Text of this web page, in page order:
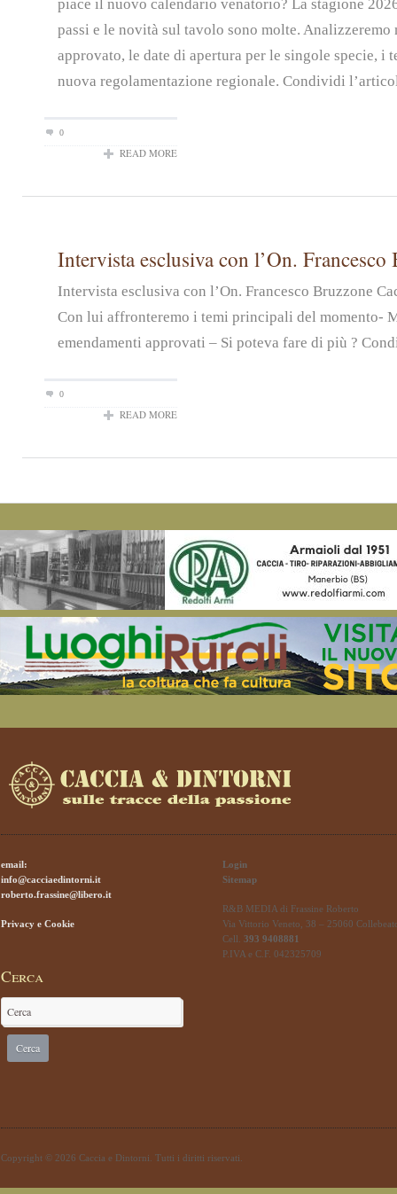
piace il nuovo calendario venatorio? La stagione
passi e le novità sul tavolo sono molte.
approvato, le date di apertura per le singole specie, i
nuova regolamentazione regionale. Condividi
0
READ MORE
Intervista esclusiva con l’On. Francesco
Intervista esclusiva con l’On. Francesco Bruzzone
Con lui affronteremo i temi principali del momento-
emendamenti approvati – Si poteva fare di più ?
0
READ MORE
email:
info@cacciaedintorni.it
roberto.frassine@libero.it
Privacy e Cookie
Cerca
Login
Sitemap
R&B MEDIA di Frassine Roberto
Via Vittorio Veneto, 38 – 25060
Cell. 393 9408881
P.IVA e C.F. 042325709
Copyright © 2026 Caccia e Dintorni. Tutti i diritti riservati.